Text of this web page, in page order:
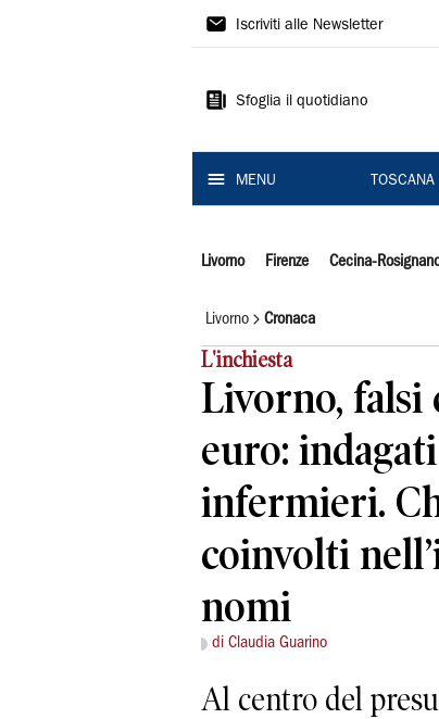
Il
Iscriviti alle Newsletter
Sfoglia il quotidiano
MENU TOSCANA
Livorno Firenze Cecina-
Livorno Cronaca
L'inchiesta
Livorno, falsi
euro:
infermieri.
coinvolti
nomi
di Claudia Guarino
Al centro del